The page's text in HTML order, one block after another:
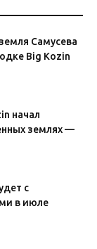
Самусева
Big Kozin
начал
землях —
с
в июле